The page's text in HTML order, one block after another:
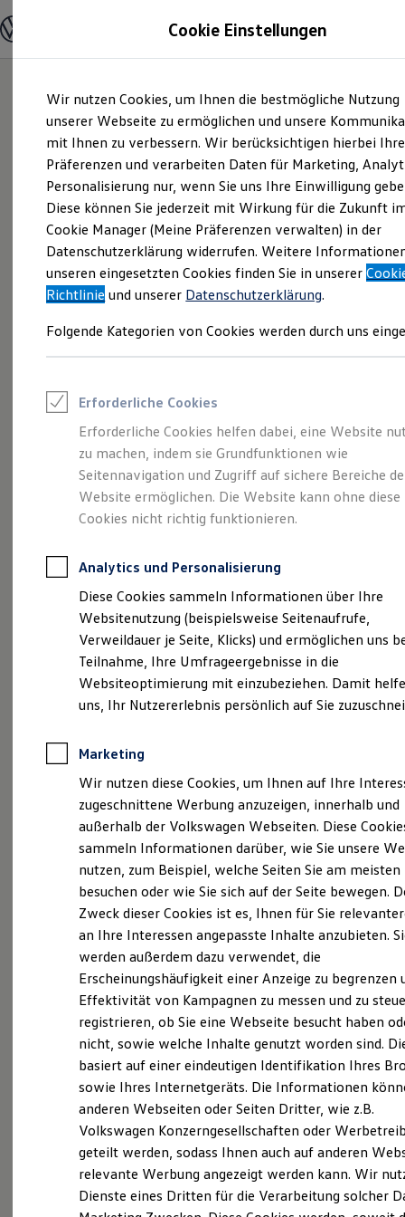
Hauptinhalt
springen
Footer
springen
Modelle und Konfigurator
Modelle vergleichen
Elektroautos
ENERGY Sondermodelle
Nutzfahrzeuge
SUV und CUV
Familienautos
Kombis
Kompaktwagen
Sportwagen
Schnell verfügbare Fahrzeuge
Angebote und Produkte
Aktuelle Angebote
E-Auto-Förderung
Volkswagen Marktplatz
Junge Gebrauchtwagen und Gebrauchtwagen
Saisonangebote
Leasing
Leasing-Angebote
Gebrauchtwagen Leasing
Junge Gebrauchtwagen-Leasing
Elektroauto Leasing
Kleinwagen-Leasing
Leasing ohne Anzahlung
Autokredit mit Schlussrate
Versicherungen und Garantien
Kfz-Versicherung
Restschuldversicherungen
Garantien
Wartungsverträge
Geschäftskunden
Professional Class bei Volkswagen
Großkunden
Behörden
Anpfiff zum Gewinn
Elektroautos
ID. Tutorials
Elektrofahrzeugkonzepte
Reichweite
Reichweite der ID. Modelle
Reichweite im Winter
Laden
Laden unterwegs
Laden Zuhause
Ladezeitensimulator
Batterie
Sicherheit
Garantie und Lebensdauer
Nachhaltigkeit
Technologie
Kosten und Kauf
Verbrauchskosten
Kaufoptionen
E-Auto-Förderung
Software und Konnektivität
Die ID. Software 6
ID. Software Versionen und Updates
Digitale Extras
Schnittstellen zu Ihrem ID.
So geht neu.
Entdecken Sie jetzt
den neuen ID.3 Neo!
(Impressum & Rechtliches)
Probefahrt vereinbaren
Fahrzeugangebot anfordern
Serviceanfrage stellen
Cookie Einstellungen
Wir nutzen Cookies, um Ihnen die bestmögliche Nutzung
unserer Webseite zu ermöglichen und unsere
mit Ihnen zu verbessern. Wir berücksichtigen hierbei Ihre
Präferenzen und verarbeiten Daten für Marketing,
Personalisierung nur, wenn Sie uns Ihre Einwilligung
Diese können Sie jederzeit mit Wirkung für die Zukunft
Cookie Manager (Meine Präferenzen verwalten) in der
Datenschutzerklärung widerrufen. Weitere
unseren eingesetzten Cookies finden Sie in unserer
Richtlinie und unserer Datenschutzerklärung.
Folgende Kategorien von Cookies werden durch uns
Erforderliche Cookies
Erforderliche Cookies helfen dabei, eine Website
zu machen, indem sie Grundfunktionen wie
Seitennavigation und Zugriff auf sichere Bereiche
Website ermöglichen. Die Website kann ohne diese
Cookies nicht richtig funktionieren.
Analytics und Personalisierung
Diese Cookies sammeln Informationen über Ihre
Websitenutzung (beispielsweise Seitenaufrufe,
Verweildauer je Seite, Klicks) und ermöglichen uns
Teilnahme, Ihre Umfrageergebnisse in die
Websiteoptimierung mit einzubeziehen. Damit
uns, Ihr Nutzererlebnis persönlich auf Sie
Marketing
Wir nutzen diese Cookies, um Ihnen auf Ihre
zugeschnittene Werbung anzuzeigen, innerhalb und
außerhalb der Volkswagen Webseiten. Diese
sammeln Informationen darüber, wie Sie unsere
nutzen, zum Beispiel, welche Seiten Sie am meisten
besuchen oder wie Sie sich auf der Seite bewegen.
Zweck dieser Cookies ist es, Ihnen für Sie
an Ihre Interessen angepasste Inhalte anzubieten.
werden außerdem dazu verwendet, die
Erscheinungshäufigkeit einer Anzeige zu begrenzen
Effektivität von Kampagnen zu messen und zu
registrieren, ob Sie eine Webseite besucht haben
nicht, sowie welche Inhalte genutzt worden sind.
basiert auf einer eindeutigen Identifikation Ihres
sowie Ihres Internetgeräts. Die Informationen
anderen Webseiten oder Seiten Dritter, wie z.B.
Volkswagen Konzerngesellschaften oder
geteilt werden, sodass Ihnen auch auf anderen
relevante Werbung angezeigt werden kann. Wir
Dienste eines Dritten für die Verarbeitung solcher